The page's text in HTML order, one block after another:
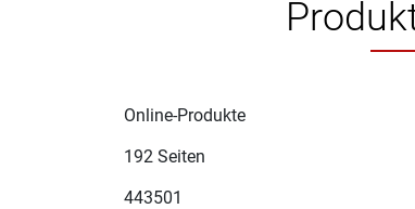
Online-Produkte
192 Seiten
443501